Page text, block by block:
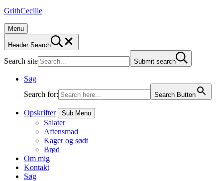
GrithCecilie
Menu
Header Search
Search site Submit search
Søg
Search for:
Search Button
Opskrifter Sub Menu
Salater
Aftensmad
Kager og sødt
Brød
Om mig
Kontakt
Søg